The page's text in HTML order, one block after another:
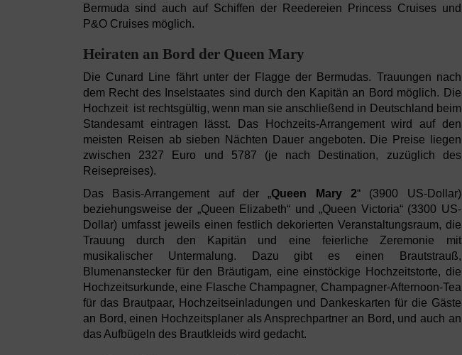
Bermuda sind auch auf Schiffen der Reedereien Princess Cruises und
P&O Cruises möglich.
Heiraten an Bord der Queen Mary
Die Cunard Line fährt unter der Flagge der Bermudas. Trauungen nach
dem Recht des Inselstaates sind durch den Kapitän an Bord möglich. Die
Hochzeit ist rechtsgültig, wenn man sie anschließend in Deutschland beim
Standesamt eintragen lässt. Das Hochzeits-Arrangement wird auf den
meisten Reisen ab sieben Nächten Dauer angeboten. Die Preise liegen
zwischen 2327 Euro und 5787 (je nach Destination, zuzüglich des
Reisepreises).
Das Basis-Arrangement auf der „Queen Mary 2“ (3900 US-Dollar)
beziehungsweise der „Queen Elizabeth“ und „Queen Victoria“ (3300 US-
Dollar) umfasst jeweils einen festlich dekorierten Veranstaltungsraum, die
Trauung durch den Kapitän und eine feierliche Zeremonie mit
musikalischer Untermalung. Dazu gibt es einen Brautstrauß,
Blumenanstecker für den Bräutigam, eine einstöckige Hochzeitstorte, die
Hochzeitsurkunde, eine Flasche Champagner, Champagner-Afternoon-Tea
für das Brautpaar, Hochzeitseinladungen und Dankeskarten für die Gäste
an Bord, einen Hochzeitsplaner als Ansprechpartner an Bord, und auch an
das Aufbügeln des Brautkleids wird gedacht.